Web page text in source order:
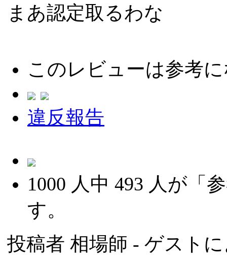
まあ認定取るわな
このレビューは参考
違反報告
1000 人中 493 人が「
す。
投稿者 相場師 - ゲスト